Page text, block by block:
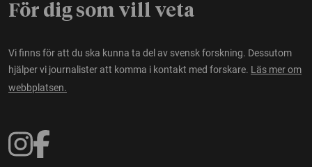
För dig som vill veta
Vi finns för att du ska kunna ta del av svensk forskning. Dessutom
hjälper vi journalister att komma i kontakt med forskare. Läs mer om
webbplatsen.